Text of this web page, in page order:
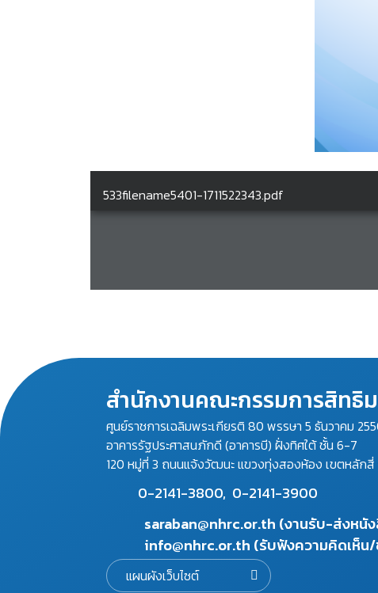
สำนักงานคณะกรรมการสิทธิ
ศูนย์ราชการเฉลิมพระเกียรติ 80 พรรษา 5 ธันวาคม
อาคารรัฐประศาสนภักดี (อาคารบี) ฝั่งทิศใต้ ชั้น 6-7
120 หมู่ที่ 3 ถนนแจ้งวัฒนะ แขวงทุ่งสองห้อง เขตหลักสี่
0-2141-3800, 0-2141-3900
saraban@nhrc.or.th (งานรับ-ส่งหนั
info@nhrc.or.th (รับฟังความคิดเห็น/
แผนผังเว็บไซต์